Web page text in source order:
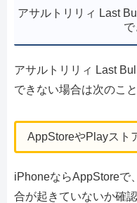
アサルトリリィ Last
アサルトリリィ Last
できない場合は次のこ
AppStoreやPlayスト
iPhoneならAppStoreで
合が起きていないか確